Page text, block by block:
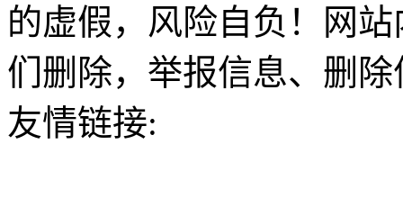
的虚假，风险自负！网
们删除，举报信息、删
友情链接: